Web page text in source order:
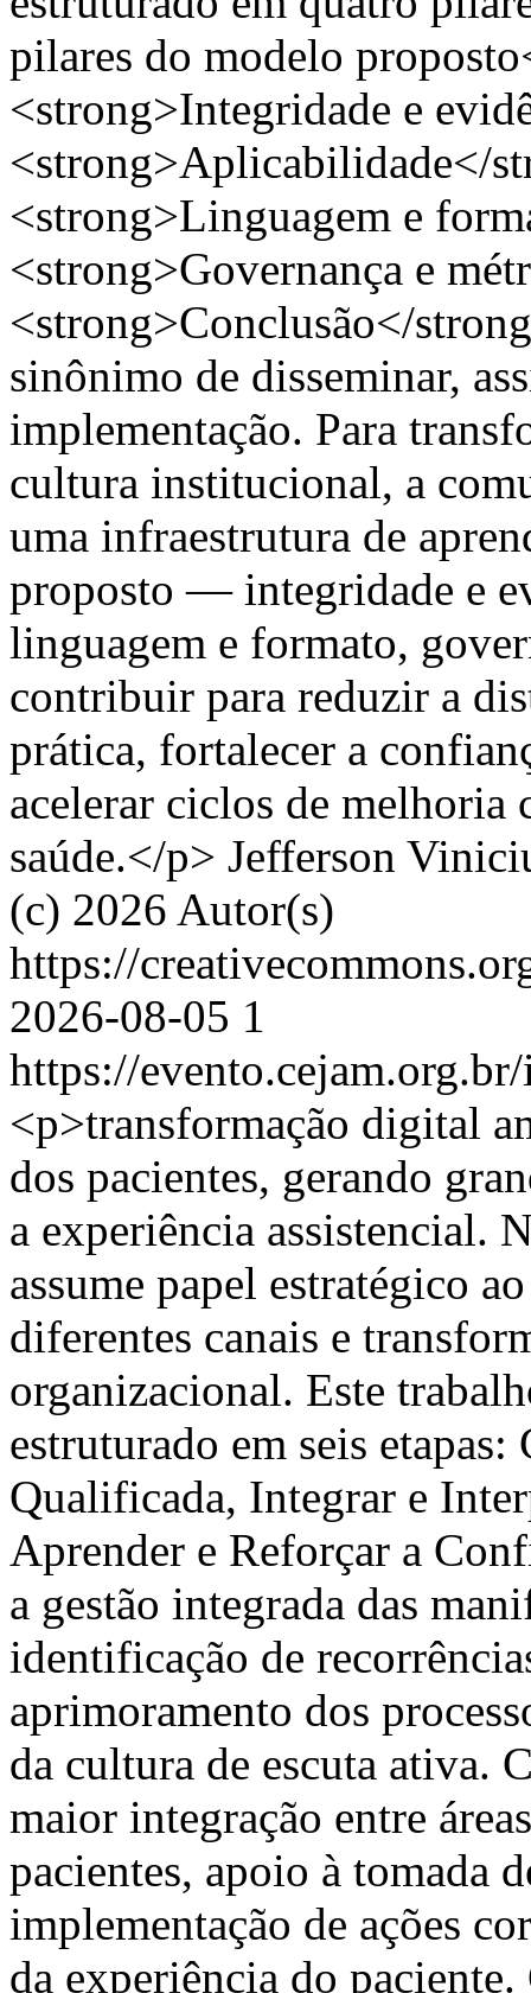
pilares do modelo
<strong>Integridade e
<strong>Aplicabilidade</
<strong>Linguagem e
<strong>Governança e
<strong>Conclusão</
sinônimo de disseminar,
implementação. Para
cultura institucional, a
uma infraestrutura de
proposto — integridade e
linguagem e formato,
contribuir para reduzir a
prática, fortalecer a
acelerar ciclos de melhoria
saúde.</p> Jefferson
(c) 2026 Autor(s)
https://
2026-08-05 1
https://
<p>transformação digital
dos pacientes, gerando
a experiência assistencial.
assume papel estratégico
diferentes canais e
organizacional. Este
estruturado em seis
Qualificada, Integrar e
Aprender e Reforçar a
a gestão integrada das
identificação de
aprimoramento dos
da cultura de escuta ativa.
maior integração entre
pacientes, apoio à tomada
implementação de ações
da experiência do